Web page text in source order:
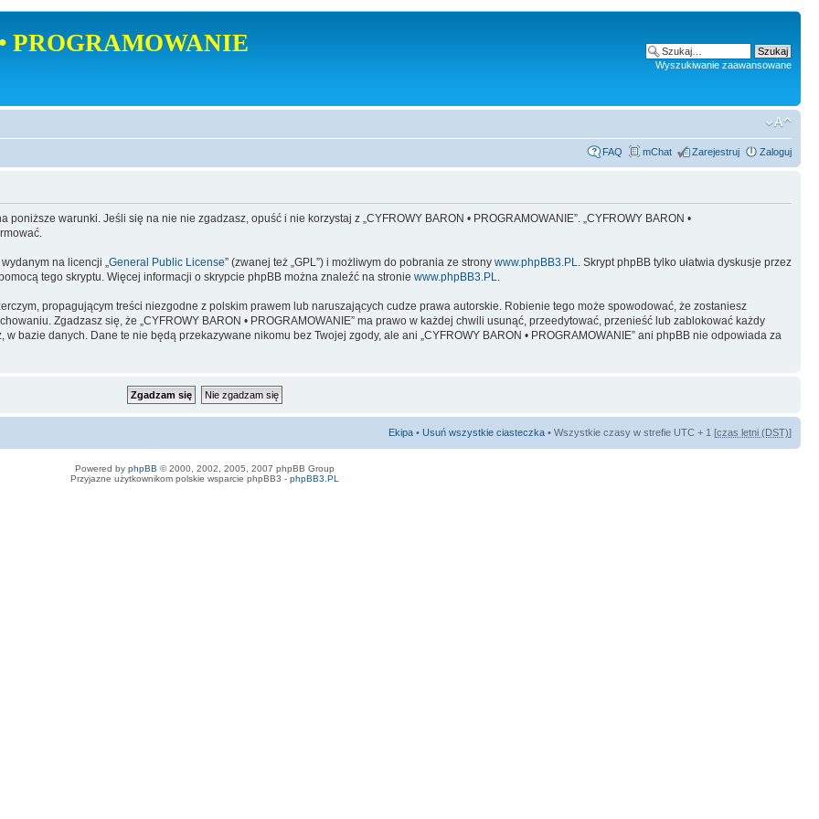
PROGRAMOWANIE
Wyszukiwanie zaawansowane
FAQ mChat Zarejestruj Zaloguj
poniższe warunki. Jeśli się na nie nie zgadzasz, opuść i nie korzystaj z „CYFROWY BARON • PROGRAMOWANIE”. „CYFROWY BARON •
wydanym na licencji „General Public License” (zwanej też „GPL”) i możliwym do pobrania ze strony www.phpBB3.PL. Skrypt phpBB tylko ułatwia dyskusje przez
tego skryptu. Więcej informacji o skrypcie phpBB można znaleźć na stronie www.phpBB3.PL.
propagującym treści niezgodne z polskim prawem lub naruszających cudze prawa autorskie. Robienie tego może spowodować, że zostaniesz
Zgadzasz się, że „CYFROWY BARON • PROGRAMOWANIE” ma prawo w każdej chwili usunąć, przeedytować, przenieść lub zablokować każdy
bazie danych. Dane te nie będą przekazywane nikomu bez Twojej zgody, ale ani „CYFROWY BARON • PROGRAMOWANIE” ani phpBB nie odpowiada za
Ekipa • Usuń wszystkie ciasteczka • Wszystkie czasy w strefie UTC + 1 [czas letni (DST)]
Powered by phpBB © 2000, 2002, 2005, 2007 phpBB Group
Przyjazne użytkownikom polskie wsparcie phpBB3 - phpBB3.PL